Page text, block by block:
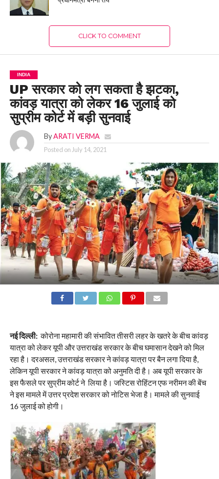
CLICK TO COMMENT
INDIA
UP सरकार को लग सकता है झटका,
कांवड़ यात्रा को लेकर 16 जुलाई को
सुप्रीम कोर्ट में बड़ी सुनवाई
By ARATI VERMA
Posted on July 14, 2021
नई दिल्ली: कोरोना महामारी की संभावित तीसरी लहर के खतरे के बीच कांवड़
यात्रा को लेकर यूपी और उत्तराखंड सरकार के बीच घमासान देखने को मिल
रहा है। दरअसल, उत्तराखंड सरकार ने कांवड़ यात्रा पर बैन लगा दिया है,
लेकिन यूपी सरकार ने कांवड़ यात्रा को अनुमति दी है। अब यूपी सरकार के
इस फैसले पर सुप्रीम कोर्ट ने लिया है। जस्टिस रोहिंटन एफ नरीमन की बेंच
ने इस मामले में उत्तर प्रदेश सरकार को नोटिस भेजा है। मामले की सुनवाई
16 जुलाई को होगी।